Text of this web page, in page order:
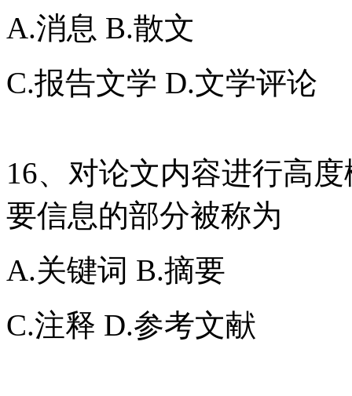
A.消息 B.散文
C.报告文学 D.文学评论
16、对论文内容进行高
要信息的部分被称为
A.关键词 B.摘要
C.注释 D.参考文献